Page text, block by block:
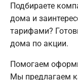
Подбираете
дома и
тарифами?
дома по акции.
Помогаем
Мы предлагаем